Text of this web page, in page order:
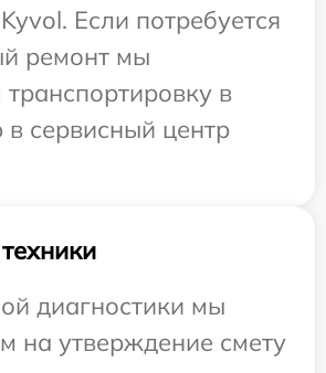
Если потребуется
ремонт мы
в
в сервисный центр
диагностики мы
на утверждение смету